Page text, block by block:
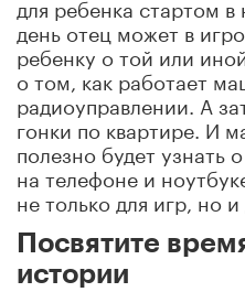
для ребенка стартом
день отец может в
ребенку о той или
о том, как работает
радиоуправлении. А
гонки по квартире. И
полезно будет узнать
на телефоне и
не только для игр, но
Посвятите
истории